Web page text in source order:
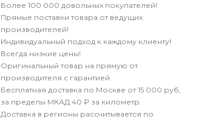
Более 100 000 довольных покупателей!
Прямые поставки товара от ведущих
производителей!
Индивидуальный подход к каждому клиенту!
Всегда низкие цены!
Оригинальный товар на прямую от
производителя с гарантией.
Бесплатная доставка по Москве от 15 000 руб,
за пределы МКАД 40 ₽ за километр.
Доставка в регионы рассчитывается по